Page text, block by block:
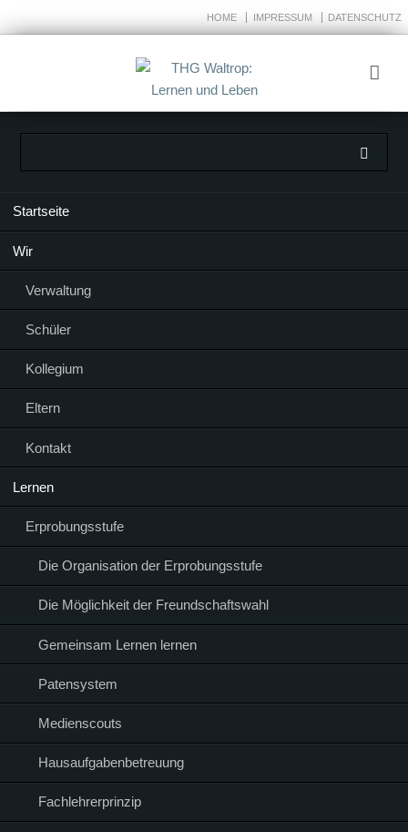
HOME IMPRESSUM DATENSCHUTZ
Startseite
Wir
Verwaltung
Schüler
Kollegium
Eltern
Kontakt
Lernen
Erprobungsstufe
Die Organisation der Erprobungsstufe
Die Möglichkeit der Freundschaftswahl
Gemeinsam Lernen lernen
Patensystem
Medienscouts
Hausaufgabenbetreuung
Fachlehrerprinzip